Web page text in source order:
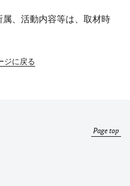
、活動内容等は、取材時
ジに戻る
Page top